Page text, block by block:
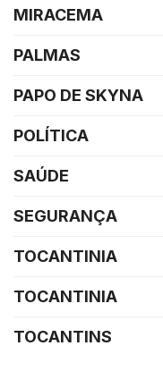
MIRACEMA
PALMAS
PAPO DE SKYNA
POLÍTICA
SAÚDE
SEGURANÇA
TOCANTINIA
TOCANTINIA
TOCANTINS